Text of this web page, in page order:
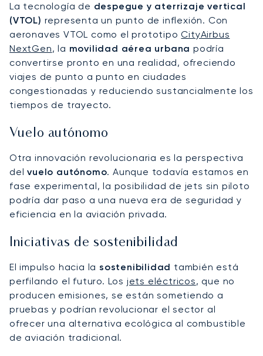
La tecnología de despegue y aterrizaje vertical
(VTOL) representa un punto de inflexión. Con
aeronaves VTOL como el prototipoCityAirbus
NextGen, la movilidad aérea urbana podría
convertirse pronto en una realidad, ofreciendo
viajes de punto a punto en ciudades
congestionadas y reduciendo sustancialmente los
tiempos de trayecto.
Vuelo autónomo
Otra innovación revolucionaria es la perspectiva
delvuelo autónomo. Aunque todavía estamos en
fase experimental, la posibilidad de jets sin piloto
podría dar paso a una nueva era de seguridad y
eficiencia en la aviación privada.
Iniciativas de sostenibilidad
El impulso hacia la sostenibilidad también está
perfilando el futuro. Los jets eléctricos, que no
producen emisiones, se están sometiendo a
pruebas y podrían revolucionar el sector al
ofrecer una alternativa ecológica al combustible
de aviación tradicional.